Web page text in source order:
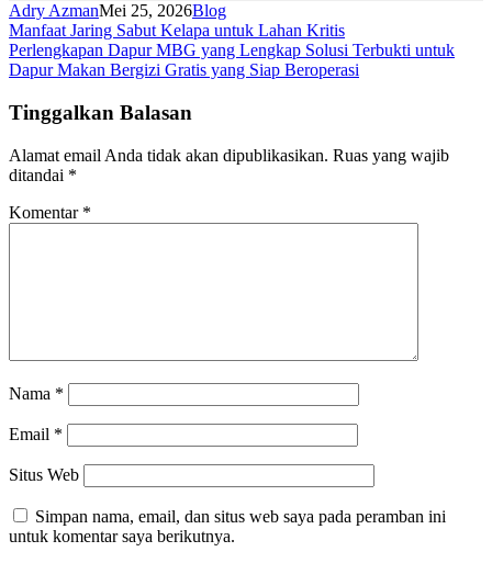
Adry AzmanMei 25, 2026Blog
Navigasi
pos
Manfaat Jaring Sabut Kelapa untuk Lahan Kritis
Perlengkapan Dapur MBG yang Lengkap Solusi Terbukti untuk
Dapur Makan Bergizi Gratis yang Siap Beroperasi
Tinggalkan Balasan
Alamat email Anda tidak akan dipublikasikan. Ruas yang wajib
ditandai *
Komentar *
Nama *
Email *
Situs Web
Simpan nama, email, dan situs web saya pada peramban ini
untuk komentar saya berikutnya.